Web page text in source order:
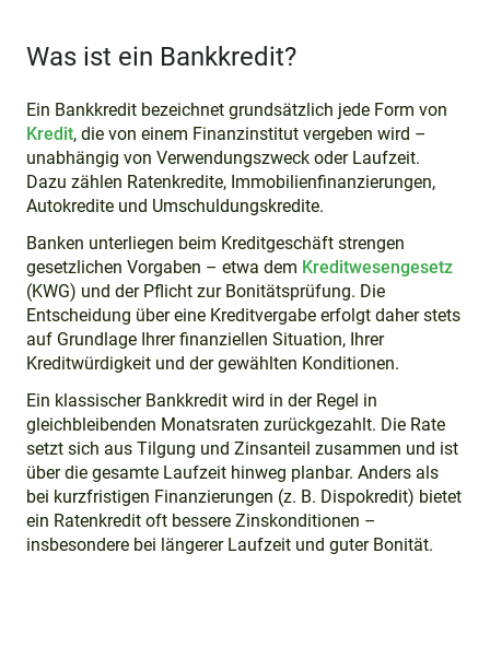
Was ist ein Bankkredit?
Ein Bankkredit bezeichnet grundsätzlich jede Form von
Kredit, die von einem Finanzinstitut vergeben wird –
unabhängig von Verwendungszweck oder Laufzeit.
Dazu zählen Ratenkredite, Immobilienfinanzierungen,
Autokredite und Umschuldungskredite.
Banken unterliegen beim Kreditgeschäft strengen
gesetzlichen Vorgaben – etwa dem Kreditwesengesetz
(KWG) und der Pflicht zur Bonitätsprüfung. Die
Entscheidung über eine Kreditvergabe erfolgt daher stets
auf Grundlage Ihrer finanziellen Situation, Ihrer
Kreditwürdigkeit und der gewählten Konditionen.
Ein klassischer Bankkredit wird in der Regel in
gleichbleibenden Monatsraten zurückgezahlt. Die Rate
setzt sich aus Tilgung und Zinsanteil zusammen und ist
über die gesamte Laufzeit hinweg planbar. Anders als
bei kurzfristigen Finanzierungen (z. B. Dispokredit) bietet
ein Ratenkredit oft bessere Zinskonditionen –
insbesondere bei längerer Laufzeit und guter Bonität.